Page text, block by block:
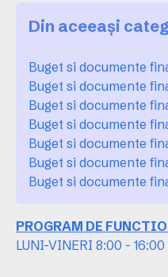
Din aceeași
Buget si documente
Buget si documente
Buget si documente
Buget si documente
Buget si documente
Buget si documente
Buget si documente
PROGRAM DE
LUNI-VINERI 8:00 - 16:00